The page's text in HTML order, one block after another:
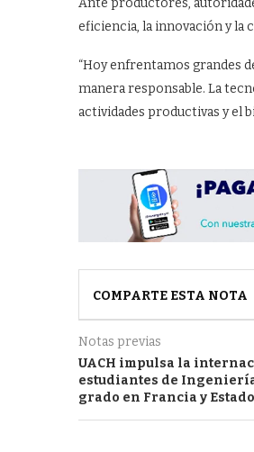
Ante productores,
eficiencia, la innovación y la
“Hoy enfrentamos grandes
manera responsable. La
actividades productivas y el
COMPARTE ESTA NOTA
Notas previas
UACH impulsa la
estudiantes de
grado en Francia y